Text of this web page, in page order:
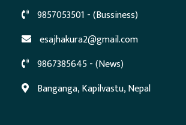
9857053501 - (Bussiness)
esajhakura2@gmail.com
9867385645 - (News)
Banganga, Kapilvastu, Nepal